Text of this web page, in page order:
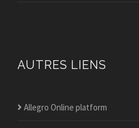
AUTRES LIENS
Allegro Online platform